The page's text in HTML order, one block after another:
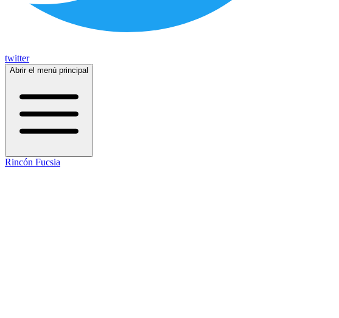
twitter
Abrir el menú principal
Rincón Fucsia